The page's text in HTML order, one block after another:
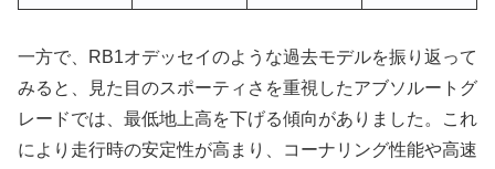
一方で、RB1オデッセイのような過去モデルを振り返って
みると、見た目のスポーティさを重視したアブソルートグ
レードでは、最低地上高を下げる傾向がありました。これ
により走行時の安定性が高まり、コーナリング性能や高速